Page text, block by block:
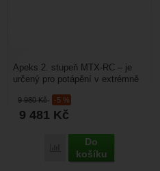
k porovnání
9 980Kč -5 %
9 481 Kč
Přidat 'Apeks 2. stupeň
Do
košíku
Apeks 2. stupeň MTX-RC – je
určený pro potápění v extrémně
tepelný výměník, hodí...